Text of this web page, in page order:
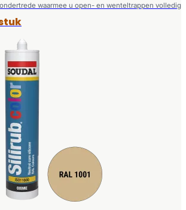
waarmee u open- en wenteltrappen volledig